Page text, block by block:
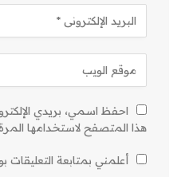
احفظ اسمي، بريدي
هذا المتصفح لاستخدامها
أعلمني بمتابعة التعليقات